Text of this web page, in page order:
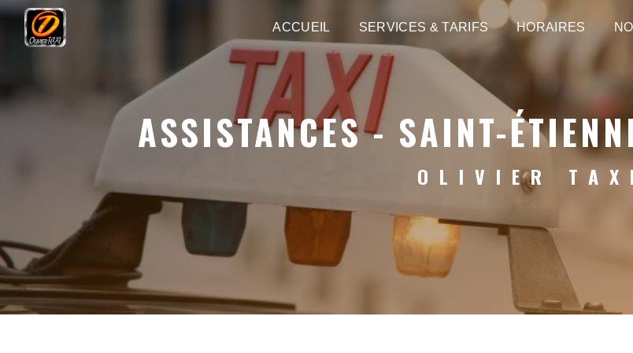
ACCUEIL SERVICES & TARIFS HORAIRES
ASSISTANCES - SAINT-
OLIVIER TAXI
Panneau de gestion des cookies